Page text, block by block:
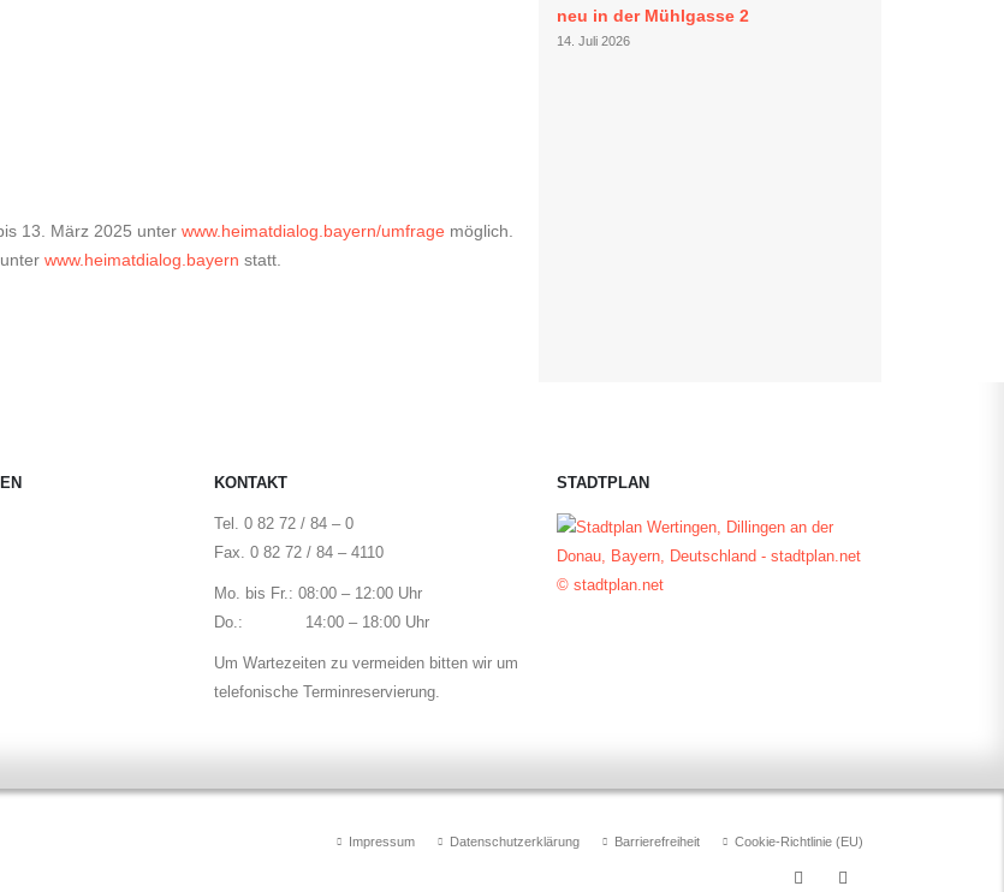
13. März 2025 unter www.heimatdialog.bayern/umfrage möglich.
www.heimatdialog.bayern statt.
neu in der Mühlgasse 2
14. Juli 2026
KONTAKT
Tel. 0 82 72 / 84 – 0
Fax. 0 82 72 / 84 – 4110
Mo. bis Fr.: 08:00 – 12:00 Uhr
Do.: 14:00 – 18:00 Uhr
Um Wartezeiten zu vermeiden bitten wir um
telefonische Terminreservierung.
STADTPLAN
© stadtplan.net
Impressum Datenschutzerklärung Barrierefreiheit Cookie-Richtlinie (EU)